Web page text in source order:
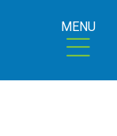
MENU